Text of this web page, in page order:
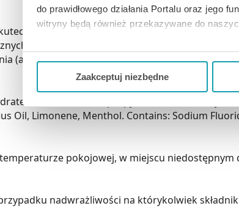
do prawidłowego działania Portalu oraz jego
witryny będą również przekazywane do
Jeżeli chcesz dostosować swoją zgodę i
Ciebie danych, które nie są niezbędne dla
Zaakceptuj niezbędne
aminofluorek, który tworzy na
Efekt ten jest dodatkowo wzmacniany
(abrazji) szkliwa i zębiny. Aminofluorek chroni
Silica, Oleaminopropylamineth-3 HCl,
Oil, Limonene, Menthol. Contains: Sodium
pokojowej, w miejscu niedostępnym
nadwrażliwości na którykolwiek